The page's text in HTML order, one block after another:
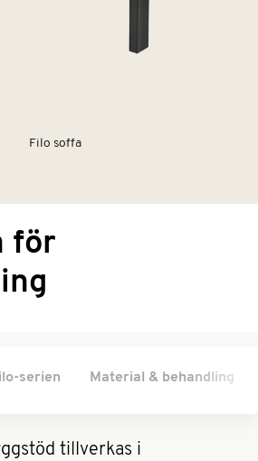
för
Filo soffa
serien Material & behandling
tillverkas i